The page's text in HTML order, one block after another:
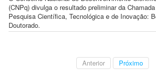
(CNPq) divulga o resultado preliminar da
Pesquisa Científica, Tecnológica e de Inovação:
Doutorado.
Anterior Próximo